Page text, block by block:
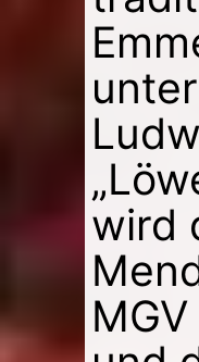
wird